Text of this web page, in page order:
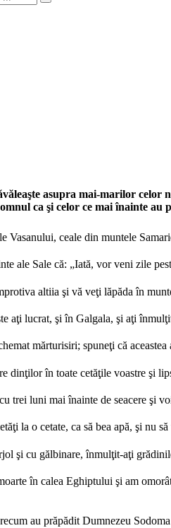
asupra mai-marilor
ca şi celor ce mai înainte
Vasanului, ceale din muntele
ale Sale că: „Iată, vor veni zile
altiia şi vă veţi lăpăda în
aţi lucrat, şi în Galgala, şi aţi
mărturisiri; spuneţi că
dinţilor în toate cetăţile voastre şi
trei luni mai înainte de seacere şi
la o cetate, ca să bea apă, şi nu
şi cu gălbinare, înmulţit-aţi
în calea Eghiptului şi am
au prăpădit Dumnezeu